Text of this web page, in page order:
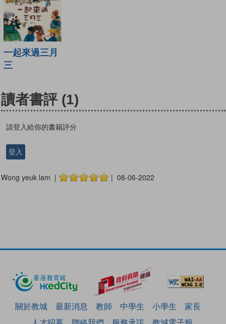
一起來過三月
三
讀者書評 (1)
請登入給你的書籍評分
登入
Wong yeuk lam | | 08-06-2022
關於教城 最新消息 教師 中學生 小學生
家長